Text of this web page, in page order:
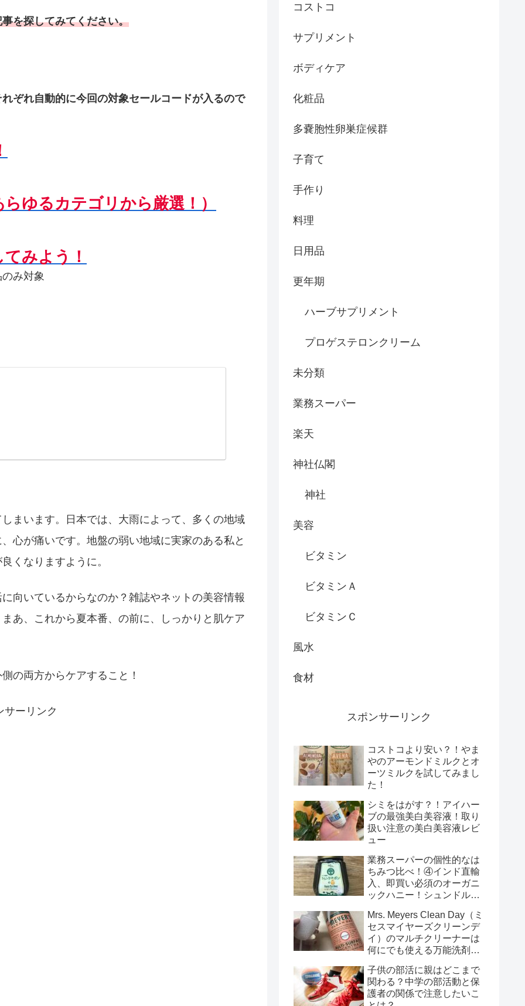
を探してみてください。
ぞれ自動的に今回の対象セールコードが入るので
ゆるカテゴリから厳選！）
みよう！
み対象
まいます。日本では、大雨によって、多くの地域
心が痛いです。地盤の弱い地域に実家のある私と
くなりますように。
向いているからなのか？雑誌やネットの美容情報
あ、これから夏本番、の前に、しっかりと肌ケア
の両方からケアすること！
サーリンク
コストコ
サプリメント
ボディケア
化粧品
多嚢胞性卵巣症候群
子育て
手作り
料理
日用品
更年期
ハーブサプリメント
プロゲステロンクリーム
未分類
業務スーパー
楽天
神社仏閣
神社
美容
ビタミン
ビタミンＡ
ビタミンＣ
風水
食材
スポンサーリンク
コストコより安い？！やま
やのアーモンドミルクとオ
ーツミルクを試してみまし
た！
シミをはがす？！アイハー
ブの最強美白美容液！取り
扱い注意の美白美容液レビ
ュー
業務スーパーの個性的なは
ちみつ比べ！④インド直輸
入、即買い必須のオーガニ
ックハニー！シュンドルボ
アハニーのレビュー
Mrs. Meyers Clean Day（ミ
セスマイヤーズクリーンデ
イ）のマルチクリーナーは
何にでも使える万能洗剤で
子供の部活に親はどこまで
関わる？中学の部活動と保
護者の関係で注意したいこ